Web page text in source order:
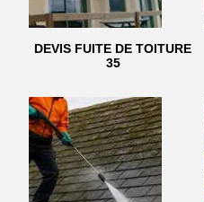
DEVIS FUITE DE TOITURE
35